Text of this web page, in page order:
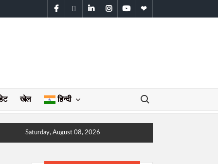
facebooktwitterlinkedininstagramyoutubeWhatsApp
खेल हिन्दी
Search for:
Saturday, August 08, 2026